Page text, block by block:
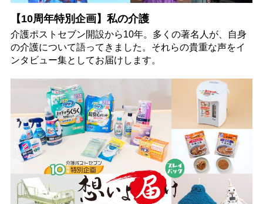
【10周年特別企画】私の介護
介護ポストセブン開設から10年。多くの著名人が、自身
の介護について語ってきました。それらの貴重な声をイ
ンタビュー集としてお届けします。